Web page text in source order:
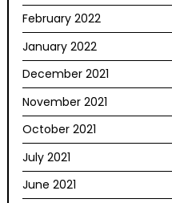
February 2022
January 2022
December 2021
November 2021
October 2021
July 2021
June 2021